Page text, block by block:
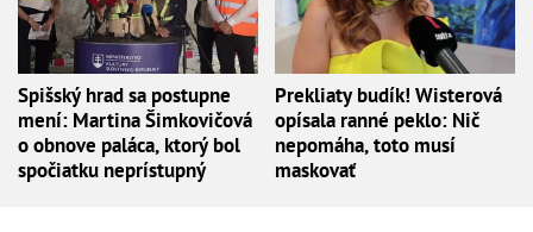
Spišský hrad sa postupne
mení: Martina Šimkovičová
o obnove paláca, ktorý bol
spočiatku neprístupný
Prekliaty budík! Wisterová
opísala ranné peklo: Nič
nepomáha, toto musí
maskovať